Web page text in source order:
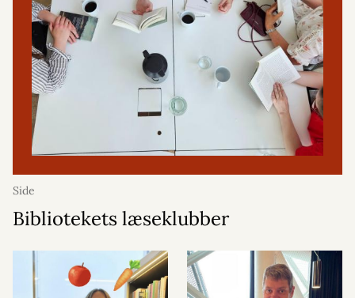
Side
Bibliotekets læseklubber